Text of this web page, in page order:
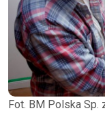
Fot. BM Polska Sp.